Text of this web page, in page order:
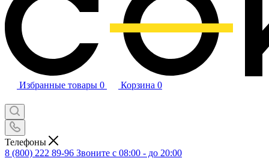
Избранные товары 0 Корзина 0
Телефоны
8 (800) 222 89-96 Звоните с 08:00 - до 20:00